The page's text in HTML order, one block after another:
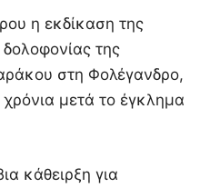
η εκδίκαση της
της
στη Φολέγανδρο,
χρόνια μετά το έγκλημα
κάθειρξη για